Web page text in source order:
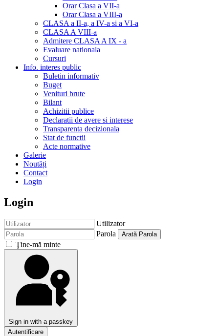
Orar Clasa a VII-a
Orar Clasa a VIII-a
CLASA a II-a, a IV-a si a VI-a
CLASA A VIII-a
Admitere CLASA A IX - a
Evaluare nationala
Cursuri
Info. interes public
Buletin informativ
Buget
Venituri brute
Bilant
Achizitii publice
Declaratii de avere si interese
Transparenta decizionala
Stat de functii
Acte normative
Galerie
Noutăți
Contact
Login
Login
Utilizator
Parola
Arată Parola
Ţine-mă minte
Sign in with a passkey
Autentificare